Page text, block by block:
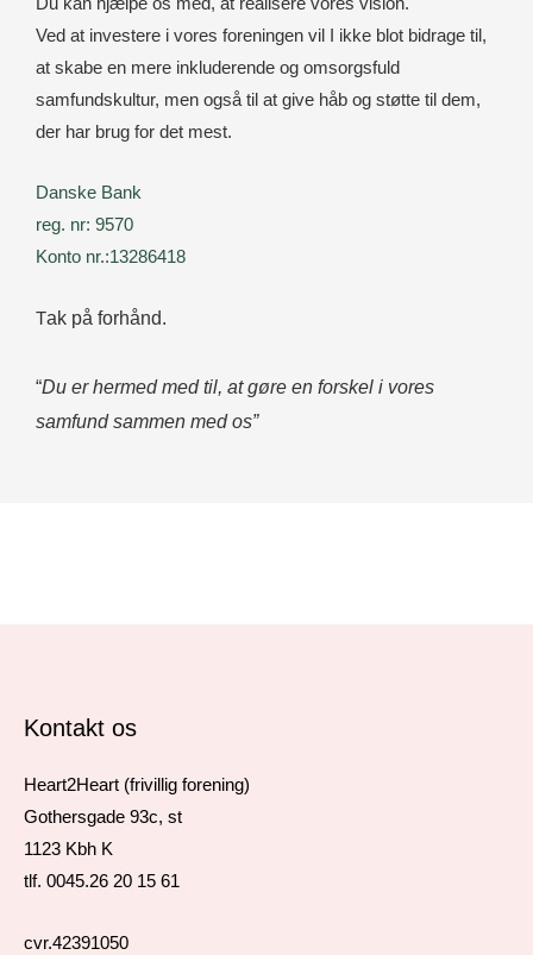
Ved at investere i vores foreningen vil I ikke blot bidrage til,
at skabe en mere inkluderende og omsorgsfuld
samfundskultur, men også til at give håb og støtte til dem,
der har brug for det mest.
Danske Bank
reg. nr: 9570
Konto nr.:13286418
Tak på forhånd.
“Du er hermed med til, at gøre en forskel i vores
samfund sammen med os”
Kontakt os
Heart2Heart (frivillig forening)
Gothersgade 93c, st
1123 Kbh K
tlf. 0045.26 20 15 61
cvr.42391050